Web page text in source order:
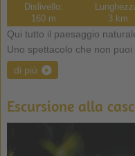
Dislivello:
160 m
3 km
Qui tutto il paesaggio
Uno spettacolo che non puoi
di più
Escursione alla